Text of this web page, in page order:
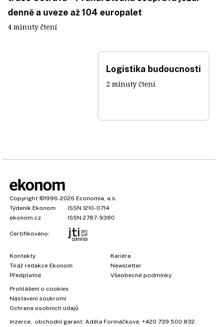
denně a uveze až 104 europalet
4 minuty čtení
Logistika budoucnosti
2 minuty čtení
Copyright ©1996-2026 Economia, a.s.
Týdeník Ekonom
ISSN 1210-0714
ekonom.cz
ISSN 2787-9380
Certifikováno:
Kontakty
Tiráž redakce Ekonom
Předplatné
Kariéra
Newsletter
Všeobecné podmínky
Prohlášení o cookies
Nastavení soukromí
Ochrana osobních údajů
Inzerce , obchodní garant: Adéla Formáčková +420 739 500 832